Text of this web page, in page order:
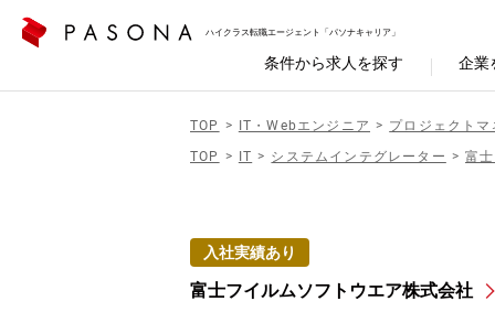
ハイクラス転職エージェント「パソナキャリア」
条件から求人を探す 企業
TOP IT・Webエンジニア
プロジェクト
TOP
IT システムインテグレーター 富
入社実績あり
富士フイルムソフトウエア株式会社